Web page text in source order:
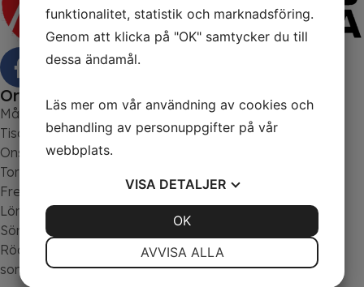
Ordinarie öppettider:
Måndag:
9.00-17.30
Tisdag:
9.00-17.30
Onsdag:
9.00-17.30
Torsdag:
Fredag:
Lördag:
Söndag:
Röda dagar & aftnar stängtOBS! Avvikelse finns under
sommaren.
funktionalitet, statistik och marknadsföring.
Genom att klicka på "OK" samtycker du till
dessa ändamål.
Läs mer om vår användning av cookies och
behandling av personuppgifter på vår
webbplats.
VISA DETALJER
AVVISA ALLA
OK